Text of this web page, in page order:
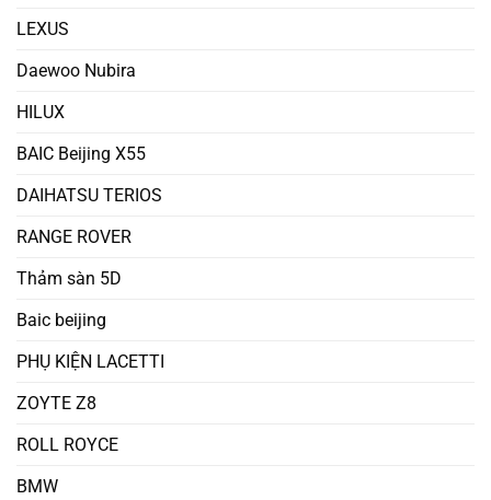
LEXUS
Daewoo Nubira
HILUX
BAIC Beijing X55
DAIHATSU TERIOS
RANGE ROVER
Thảm sàn 5D
Baic beijing
PHỤ KIỆN LACETTI
ZOYTE Z8
ROLL ROYCE
BMW